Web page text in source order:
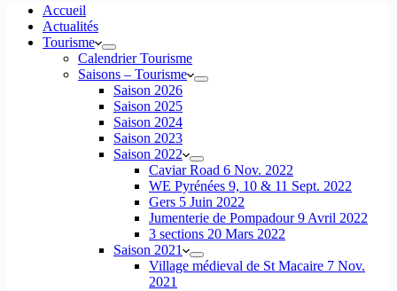
Accueil
Actualités
Tourisme
Calendrier Tourisme
Saisons – Tourisme
Saison 2026
Saison 2025
Saison 2024
Saison 2023
Saison 2022
Caviar Road 6 Nov. 2022
WE Pyrénées 9, 10 & 11 Sept. 2022
Gers 5 Juin 2022
Jumenterie de Pompadour 9 Avril 2022
3 sections 20 Mars 2022
Saison 2021
Village médieval de St Macaire 7 Nov.
2021